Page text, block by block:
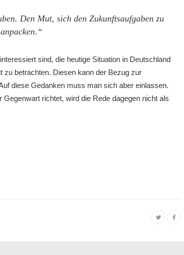
Den Mut, sich den Zukunftsaufgaben zu
sind, die heutige Situation in Deutschland
zu betrachten. Diesen kann der Bezug zur
diese Gedanken muss man sich aber einlassen.
richtet, wird die Rede dagegen nicht als